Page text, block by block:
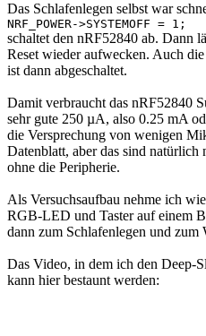
Das Schlafenlegen selbst war
NRF_POWER->SYSTEMOFF = 1;
schaltet den nRF52840 ab. Dann
Reset wieder aufwecken. Auch
ist dann abgeschaltet.
Damit verbraucht das nRF52840
sehr gute 250 µA, also 0.25 mA
die Versprechung von wenigen
Datenblatt, aber das sind
ohne die Peripherie.
Als Versuchsaufbau nehme ich
RGB-LED und Taster auf einem
dann zum Schlafenlegen und zum
Das Video, in dem ich den Deep-
kann hier bestaunt werden: